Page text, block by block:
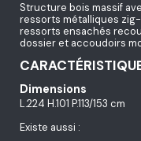
Structure bois massif
ressorts métalliques
ressorts ensachés
dossier et accoudoirs
Dimensions
L.224 H.101 P.113/153 cm
Existe aussi :